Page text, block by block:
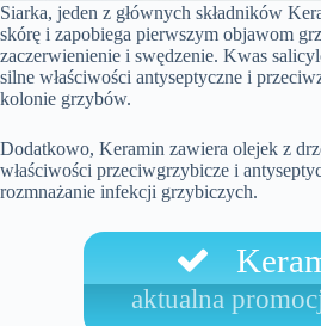
Siarka, jeden z głównych składników
skórę i zapobiega pierwszym objawom
zaczerwienienie i swędzenie. Kwas
silne właściwości antyseptyczne i
kolonie grzybów.
Dodatkowo, Keramin zawiera olejek z
właściwości przeciwgrzybicze i
rozmnażanie infekcji grzybiczych.
aktualna